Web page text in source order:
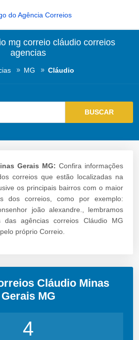
mg correio cláudio correios
agencias
MG Cláudio
Gerais MG: Confira informações
correios que estão localizadas na
os principais bairros com o maior
dos correios, como por exemplo:
joão alexandre., lembramos
das agências correios Cláudio MG
próprio Correio.
Cláudio Minas
Gerais MG
4